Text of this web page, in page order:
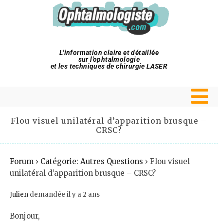
L'information claire et détaillée
sur l'ophtalmologie
et les techniques de chirurgie LASER
Flou visuel unilatéral d’apparition brusque –
CRSC?
Forum › Catégorie: Autres Questions › Flou visuel
unilatéral d’apparition brusque – CRSC?
Julien demandée il y a 2 ans
Bonjour,